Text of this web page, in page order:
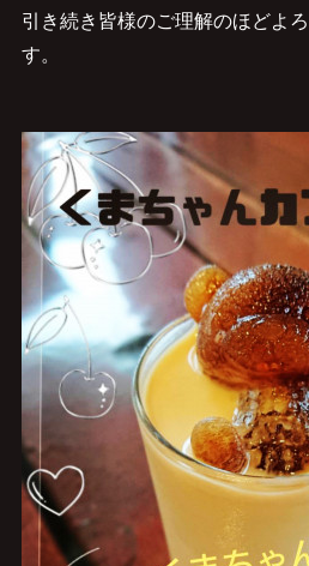
引き続き皆様のご理解のほどよ
す。